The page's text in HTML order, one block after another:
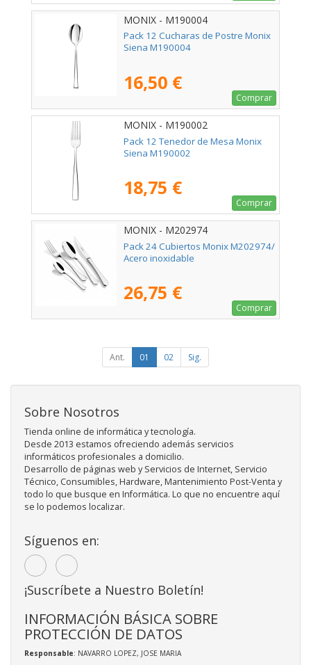
MONIX - M190004
Pack 12 Cucharas de Postre Monix
Siena M190004
16,50 €
Comprar
MONIX - M190002
Pack 12 Tenedor de Mesa Monix
Siena M190002
18,75 €
Comprar
MONIX - M202974
Pack 24 Cubiertos Monix M202974/
Acero inoxidable
26,75 €
Comprar
Ant. 01 02 Sig.
Sobre Nosotros
Tienda online de informática y tecnología.
Desde 2013 estamos ofreciendo además servicios
informáticos profesionales a domicilio.
Desarrollo de páginas web y Servicios de Internet, Servicio
Técnico, Consumibles, Hardware, Mantenimiento Post-Venta y
todo lo que busque en Informática. Lo que no encuentre aquí
se lo podemos localizar.
Síguenos en:
¡Suscríbete a Nuestro Boletín!
INFORMACIÓN BÁSICA SOBRE
PROTECCIÓN DE DATOS
Responsable: NAVARRO LOPEZ, JOSE MARIA